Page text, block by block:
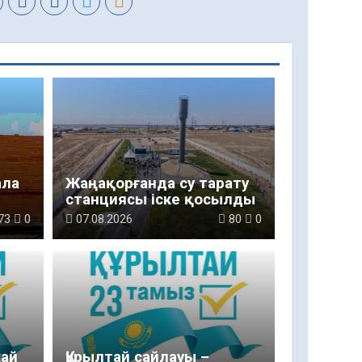
0
Жаңақорғанда су тарату
станциясы іске қосылды
07.08.2026 80 0
Құрылтай сайлауы –